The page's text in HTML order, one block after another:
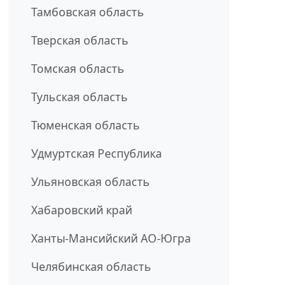
Тамбовская область
Тверская область
Томская область
Тульская область
Тюменская область
Удмуртская Республика
Ульяновская область
Хабаровский край
Ханты-Мансийский АО-Югра
Челябинская область